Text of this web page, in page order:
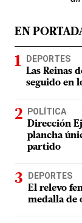
EN
DEPORTES
Las Reinas
seguido en
POLÍTICA
Dirección
plancha
partido
DEPORTES
El relevo
medalla de